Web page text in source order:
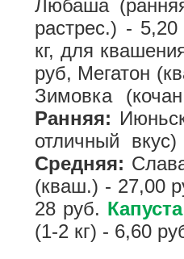
Любаша
растрес.) -
кг, для
руб, Мегатон
Зимовка
Ранняя:
отличный
Средняя:
(кваш.) - 27,00
28 руб.
(1-2 кг) - 6,60